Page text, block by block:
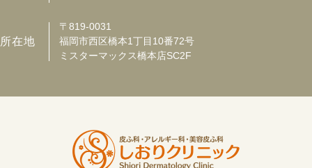
所在地
〒819-0031
福岡市西区橋本1丁目10番72号
ミスターマックス橋本店SC2F